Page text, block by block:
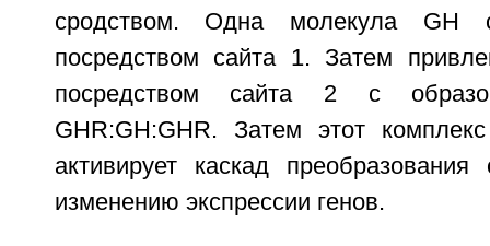
сродством. Одна молекула GH
посредством сайта 1. Затем
посредством сайта 2 с
GHR:GH:GHR. Затем этот
активирует каскад
изменению экспрессии генов.